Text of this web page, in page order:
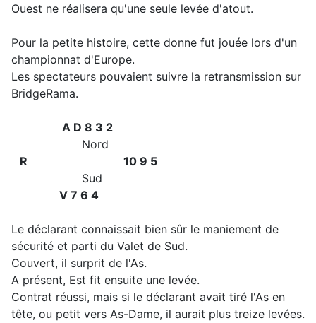
Ouest ne réalisera qu'une seule levée d'atout.
Pour la petite histoire, cette donne fut jouée lors d'un
championnat d'Europe.
Les spectateurs pouvaient suivre la retransmission sur
BridgeRama.
A D 8 3 2
Nord
R 10 9 5
Sud
V 7 6 4
Le déclarant connaissait bien sûr le maniement de
sécurité et parti du Valet de Sud.
Couvert, il surprit de l'As.
A présent, Est fit ensuite une levée.
Contrat réussi, mais si le déclarant avait tiré l'As en
tête, ou petit vers As-Dame, il aurait plus treize levées.